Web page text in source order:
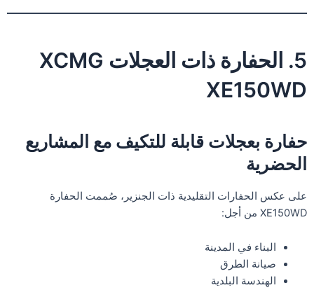
5. الحفارة ذات العجلات XCMG
XE150WD
حفارة بعجلات قابلة للتكيف مع المشاريع
الحضرية
على عكس الحفارات التقليدية ذات الجنزير، صُممت الحفارة
XE150WD من أجل:
البناء في المدينة
صيانة الطرق
الهندسة البلدية